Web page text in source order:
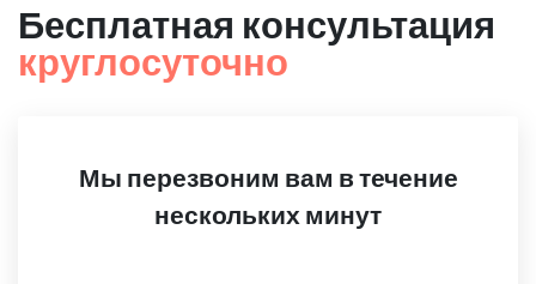
Бесплатная консультация
круглосуточно
Мы перезвоним вам в течение
нескольких минут